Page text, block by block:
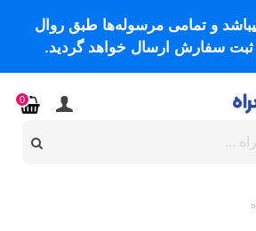
و تمامی مرسوله‌ها طبق روال
ثبت سفارش ارسال خواهد گردید.
0